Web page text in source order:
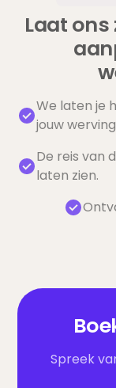
Laat ons
We laten je
jouw
De reis van
laten zien.
Spreek